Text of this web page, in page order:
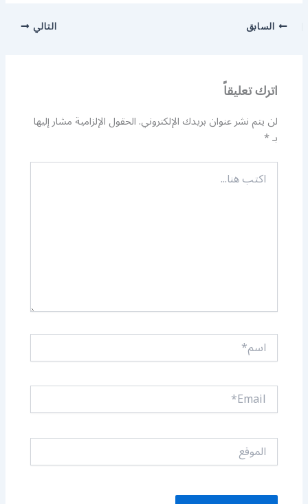
السابق التالي
اترك تعليقاً
لن يتم نشر عنوان بريدك الإلكتروني.الحقول الإلزامية مشار إليها
بـ*
اكتب
هنا...
اسم*
Email*
الموقع